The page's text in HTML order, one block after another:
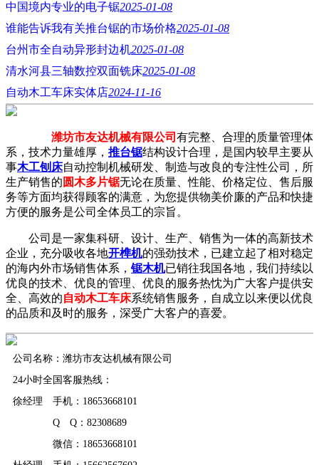
中国境内专业的电子锯2025-01-08
谁能告诉我有关推台锯的市场价格2025-01-08
台州市全自动异形封边机2025-01-08
清水河县三轴数控双面铣床2025-01-08
自动木工车床实体店2024-11-16
潍坊市友达机械有限公司 有完整、合理的质量管理体
系，技术力量雄厚， 推台锯结构设计合理，是国内较早主要从
事木工刨床自动控制机械研发、制造与改良的专注性公司，所
生产销售的 圆木多片锯无论在质量、性能、价格定位、售后服
务等方面均获得顾客的满意，为您提供物美价廉的产品和快捷
方便的服务是公司全体员工的宗旨。
公司是一家集科研、设计、生产、销售为一体的高新技术
企业，充分吸收各地开榫机的强劲技术，已建立起了相对稳定
的海内外市场销售体系， 锯木机已销往我国各地，我们持续以
优良的技术、优良的管理、优良的服务热忱为广大客户提供安
全、高效的自动木工车床系统销售服务，自成立以来便以优良
的品质和及时的服务，深受广大客户的喜爱。
公司名称：潍坊市友达机械有限公司
24小时全国客服热线：
徐经理 手机：18653668101
Q Q：82308689
微信：18653668101